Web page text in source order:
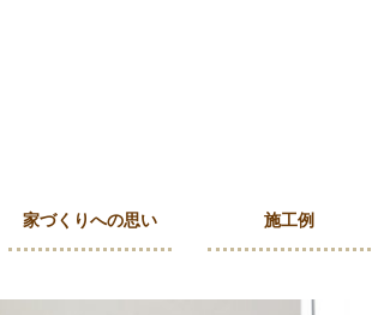
家づくりへの思い 施工例